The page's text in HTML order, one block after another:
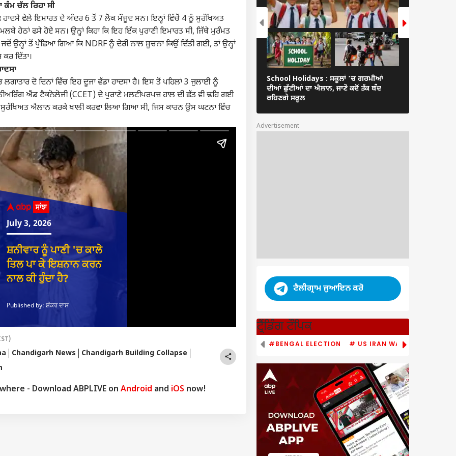
ਚੱਲ ਰਿਹਾ ਸੀ
ਵੇਲੇ ਇਮਾਰਤ ਦੇ ਅੰਦਰ 6 ਤੋਂ 7 ਲੋਕ ਮੌਜੂਦ ਸਨ। ਇਨ੍ਹਾਂ ਵਿੱਚੋਂ 4 ਨੂੰ ਸੁਰੱਖਿਅਤ
ਹੇਠਾਂ ਫਸੇ ਹੋਏ ਸਨ। ਉਨ੍ਹਾਂ ਕਿਹਾ ਕਿ ਇਹ ਇੱਕ ਪੁਰਾਣੀ ਇਮਾਰਤ ਸੀ, ਜਿੱਥੇ ਮੁਰੰਮਤ
ਉਨ੍ਹਾਂ ਤੋਂ ਪੁੱਛਿਆ ਗਿਆ ਕਿ NDRF ਨੂੰ ਦੇਰੀ ਨਾਲ ਸੂਚਨਾ ਕਿਉਂ ਦਿੱਤੀ ਗਈ, ਤਾਂ ਉਨ੍ਹਾਂ
ਦਿੱਤਾ।
ਦੋ ਦਿਨਾਂ ਵਿੱਚ ਇਹ ਦੂਜਾ ਵੱਡਾ ਹਾਦਸਾ ਹੈ। ਇਸ ਤੋਂ ਪਹਿਲਾਂ 3 ਜੁਲਾਈ ਨੂੰ
ਐਂਡ ਟੈਕਨੋਲੋਜੀ (CCET) ਦੇ ਪੁਰਾਣੇ ਮਲਟੀਪਰਪਜ਼ ਹਾਲ ਦੀ ਛੱਤ ਵੀ ਢਹਿ ਗਈ
ਐਲਾਨ ਕਰਕੇ ਖਾਲੀ ਕਰਵਾ ਲਿਆ ਗਿਆ ਸੀ, ਜਿਸ ਕਾਰਨ ਉਸ ਘਟਨਾ ਵਿੱਚ
Chandigarh News
Chandigarh Building Collapse
- Download ABPLIVE on Android and iOS now!
School Holidays : ਸਕੂਲਾਂ ’ਚ ਗਰਮੀਆਂ
ਦੀਆਂ ਛੁੱਟੀਆਂ ਦਾ ਐਲਾਨ, ਜਾਣੋ ਕਦੋਂ ਤੱਕ ਬੰਦ
ਰਹਿਣਗੇ ਸਕੂਲ
Advertisement
ਟੈਲੀਗ੍ਰਾਮ ਜੁਆਇਨ ਕਰੋ
ਟ੍ਰੈਂਡਿੰਗ ਟੌਪਿਕ
#BENGAL ELECTION # US IRAN WAR